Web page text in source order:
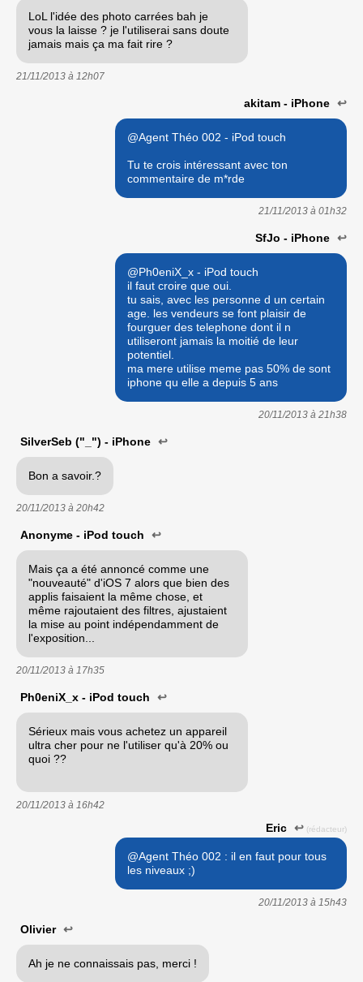
LoL l'idée des photo carrées bah je
vous la laisse ? je l'utiliserai sans doute
jamais mais ça ma fait rire ?
21/11/2013 à 12h07
akitam - iPhone ↩
@Agent Théo 002 - iPod touch
Tu te crois intéressant avec ton
commentaire de m*rde
21/11/2013 à 01h32
SfJo - iPhone ↩
@Ph0eniX_x - iPod touch
il faut croire que oui.
tu sais, avec les personne d un certain
age. les vendeurs se font plaisir de
fourguer des telephone dont il n
utiliseront jamais la moitié de leur
potentiel.
ma mere utilise meme pas 50% de sont
iphone qu elle a depuis 5 ans
20/11/2013 à 21h38
SilverSeb ("_") - iPhone ↩
Bon a savoir.?
20/11/2013 à 20h42
Anonyme - iPod touch ↩
Mais ça a été annoncé comme une
"nouveauté" d'iOS 7 alors que bien des
applis faisaient la même chose, et
même rajoutaient des filtres, ajustaient
la mise au point indépendamment de
l'exposition...
20/11/2013 à 17h35
Ph0eniX_x - iPod touch ↩
Sérieux mais vous achetez un appareil
ultra cher pour ne l'utiliser qu'à 20% ou
quoi ??
20/11/2013 à 16h42
Eric ↩ (rédacteur)
@Agent Théo 002 : il en faut pour tous
les niveaux ;)
20/11/2013 à 15h43
Olivier ↩
Ah je ne connaissais pas, merci !